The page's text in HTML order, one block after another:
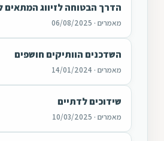
הדרך הבטוחה לזיווג המתאים
מאמרים · 06/08/2025
השדכנים הוותיקים חושפים
מאמרים · 14/01/2024
שידוכים לדתיים
מאמרים · 10/03/2025